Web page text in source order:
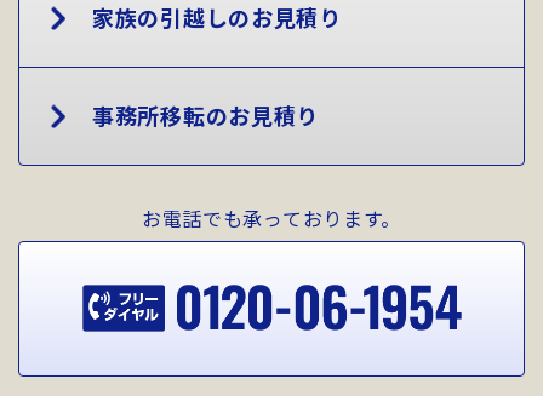
家族の引越しのお見積り
事務所移転のお見積り
お電話でも承っております。